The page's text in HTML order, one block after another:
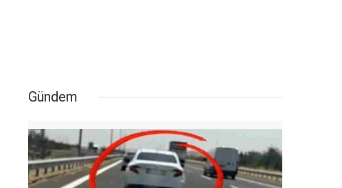
Gündem